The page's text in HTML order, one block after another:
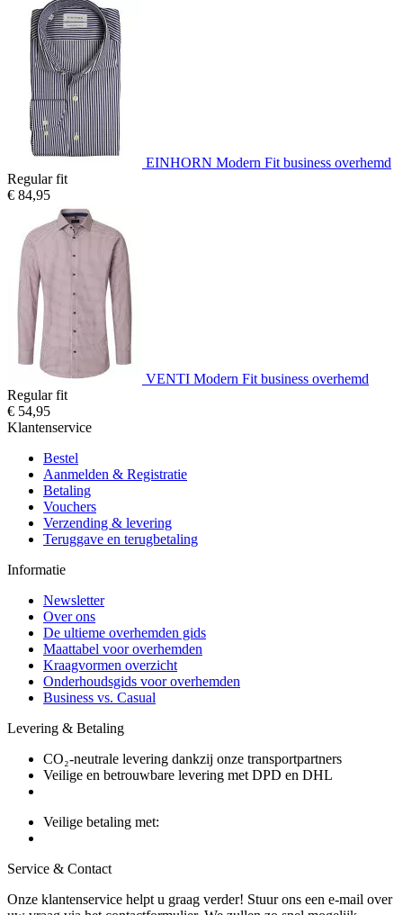
EINHORN Modern Fit business overhemd
Regular fit
€ 84,95
VENTI Modern Fit business overhemd
Regular fit
€ 54,95
Klantenservice
Bestel
Aanmelden & Registratie
Betaling
Vouchers
Verzending & levering
Teruggave en terugbetaling
Informatie
Newsletter
Over ons
De ultieme overhemden gids
Maattabel voor overhemden
Kraagvormen overzicht
Onderhoudsgids voor overhemden
Business vs. Casual
Levering & Betaling
CO₂-neutrale levering dankzij onze transportpartners
Veilige en betrouwbare levering met DPD en DHL
Veilige betaling met:
Service & Contact
Onze klantenservice helpt u graag verder! Stuur ons een e-mail over